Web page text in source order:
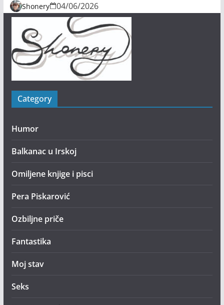
Shonery 04/06/2026
Category
Humor
Balkanac u Irskoj
Omiljene knjige i pisci
Pera Piskarović
Ozbiljne priče
Fantastika
Moj stav
Seks